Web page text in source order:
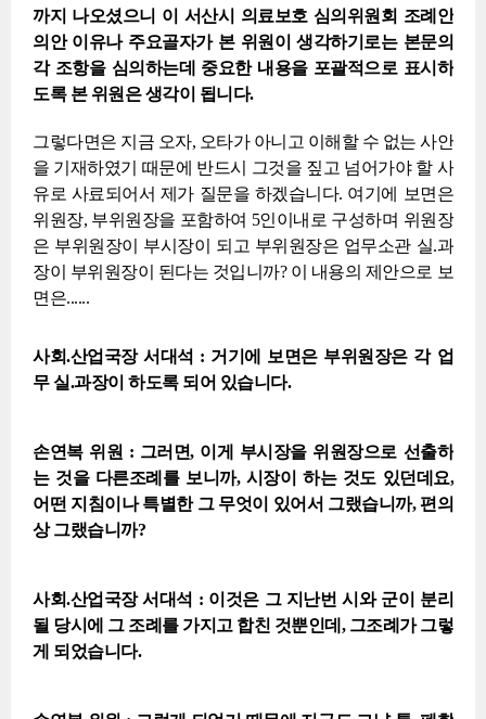
까지 나오셨으니 이 서산시 의료보호 심의위원회 조례안
의안 이유나 주요골자가 본 위원이 생각하기로는 본문의
각 조항을 심의하는데 중요한 내용을 포괄적으로 표시하
도록 본 위원은 생각이 됩니다.
그렇다면은 지금 오자, 오타가 아니고 이해할 수 없는 사안
을 기재하였기 때문에 반드시 그것을 짚고 넘어가야 할 사
유로 사료되어서 제가 질문을 하겠습니다. 여기에 보면은
위원장, 부위원장을 포함하여 5인이내로 구성하며 위원장
은 부위원장이 부시장이 되고 부위원장은 업무소관 실.과
장이 부위원장이 된다는 것입니까? 이 내용의 제안으로 보
면은......
사회.산업국장 서대석 : 거기에 보면은 부위원장은 각 업
무 실.과장이 하도록 되어 있습니다.
손연복 위원 : 그러면, 이게 부시장을 위원장으로 선출하
는 것을 다른조례를 보니까, 시장이 하는 것도 있던데요,
어떤 지침이나 특별한 그 무엇이 있어서 그랬습니까, 편의
상 그랬습니까?
사회.산업국장 서대석 : 이것은 그 지난번 시와 군이 분리
될 당시에 그 조례를 가지고 합친 것뿐인데, 그조례가 그렇
게 되었습니다.